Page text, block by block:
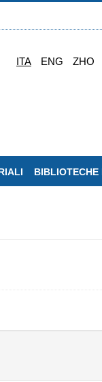
ITA ENG ZHO
BIBLIOTECHE